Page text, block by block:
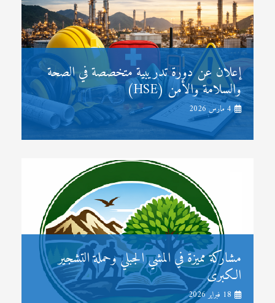
إعلان عن دورة تدريبية متخصصة في الصحة
والسلامة والأمن (HSE)
4 مارس 2026
مشاركة مميزة في المشي الجبلي وحملة التشجير
الكبرى
18 فبراير 2026